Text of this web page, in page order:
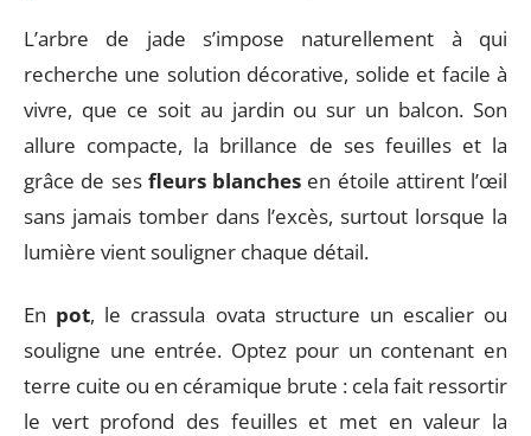
L’arbre de jade s’impose naturellement à qui
recherche une solution décorative, solide et facile à
vivre, que ce soit au jardin ou sur un balcon. Son
allure compacte, la brillance de ses feuilles et la
grâce de ses fleurs blanches en étoile attirent l’œil
sans jamais tomber dans l’excès, surtout lorsque la
lumière vient souligner chaque détail.
En pot, le crassula ovata structure un escalier ou
souligne une entrée. Optez pour un contenant en
terre cuite ou en céramique brute : cela fait ressortir
le vert profond des feuilles et met en valeur la